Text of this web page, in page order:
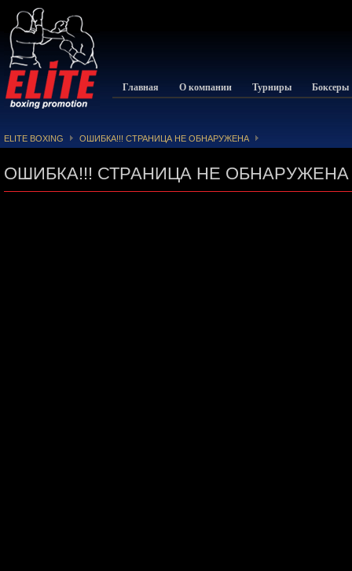
Главная О компании Турниры Боксеры
ELITE BOXING ОШИБКА!!! СТРАНИЦА НЕ ОБНАРУЖЕНА
ОШИБКА!!! СТРАНИЦА НЕ ОБНАРУЖЕНА